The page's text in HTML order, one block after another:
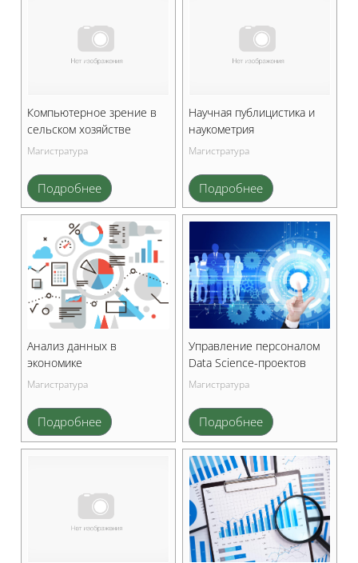
Компьютерное зрение в
сельском хозяйстве
Магистратура
Подробнее
Научная публицистика и
наукометрия
Магистратура
Подробнее
Анализ данных в
экономике
Магистратура
Подробнее
Управление персоналом
Data Science-проектов
Магистратура
Подробнее